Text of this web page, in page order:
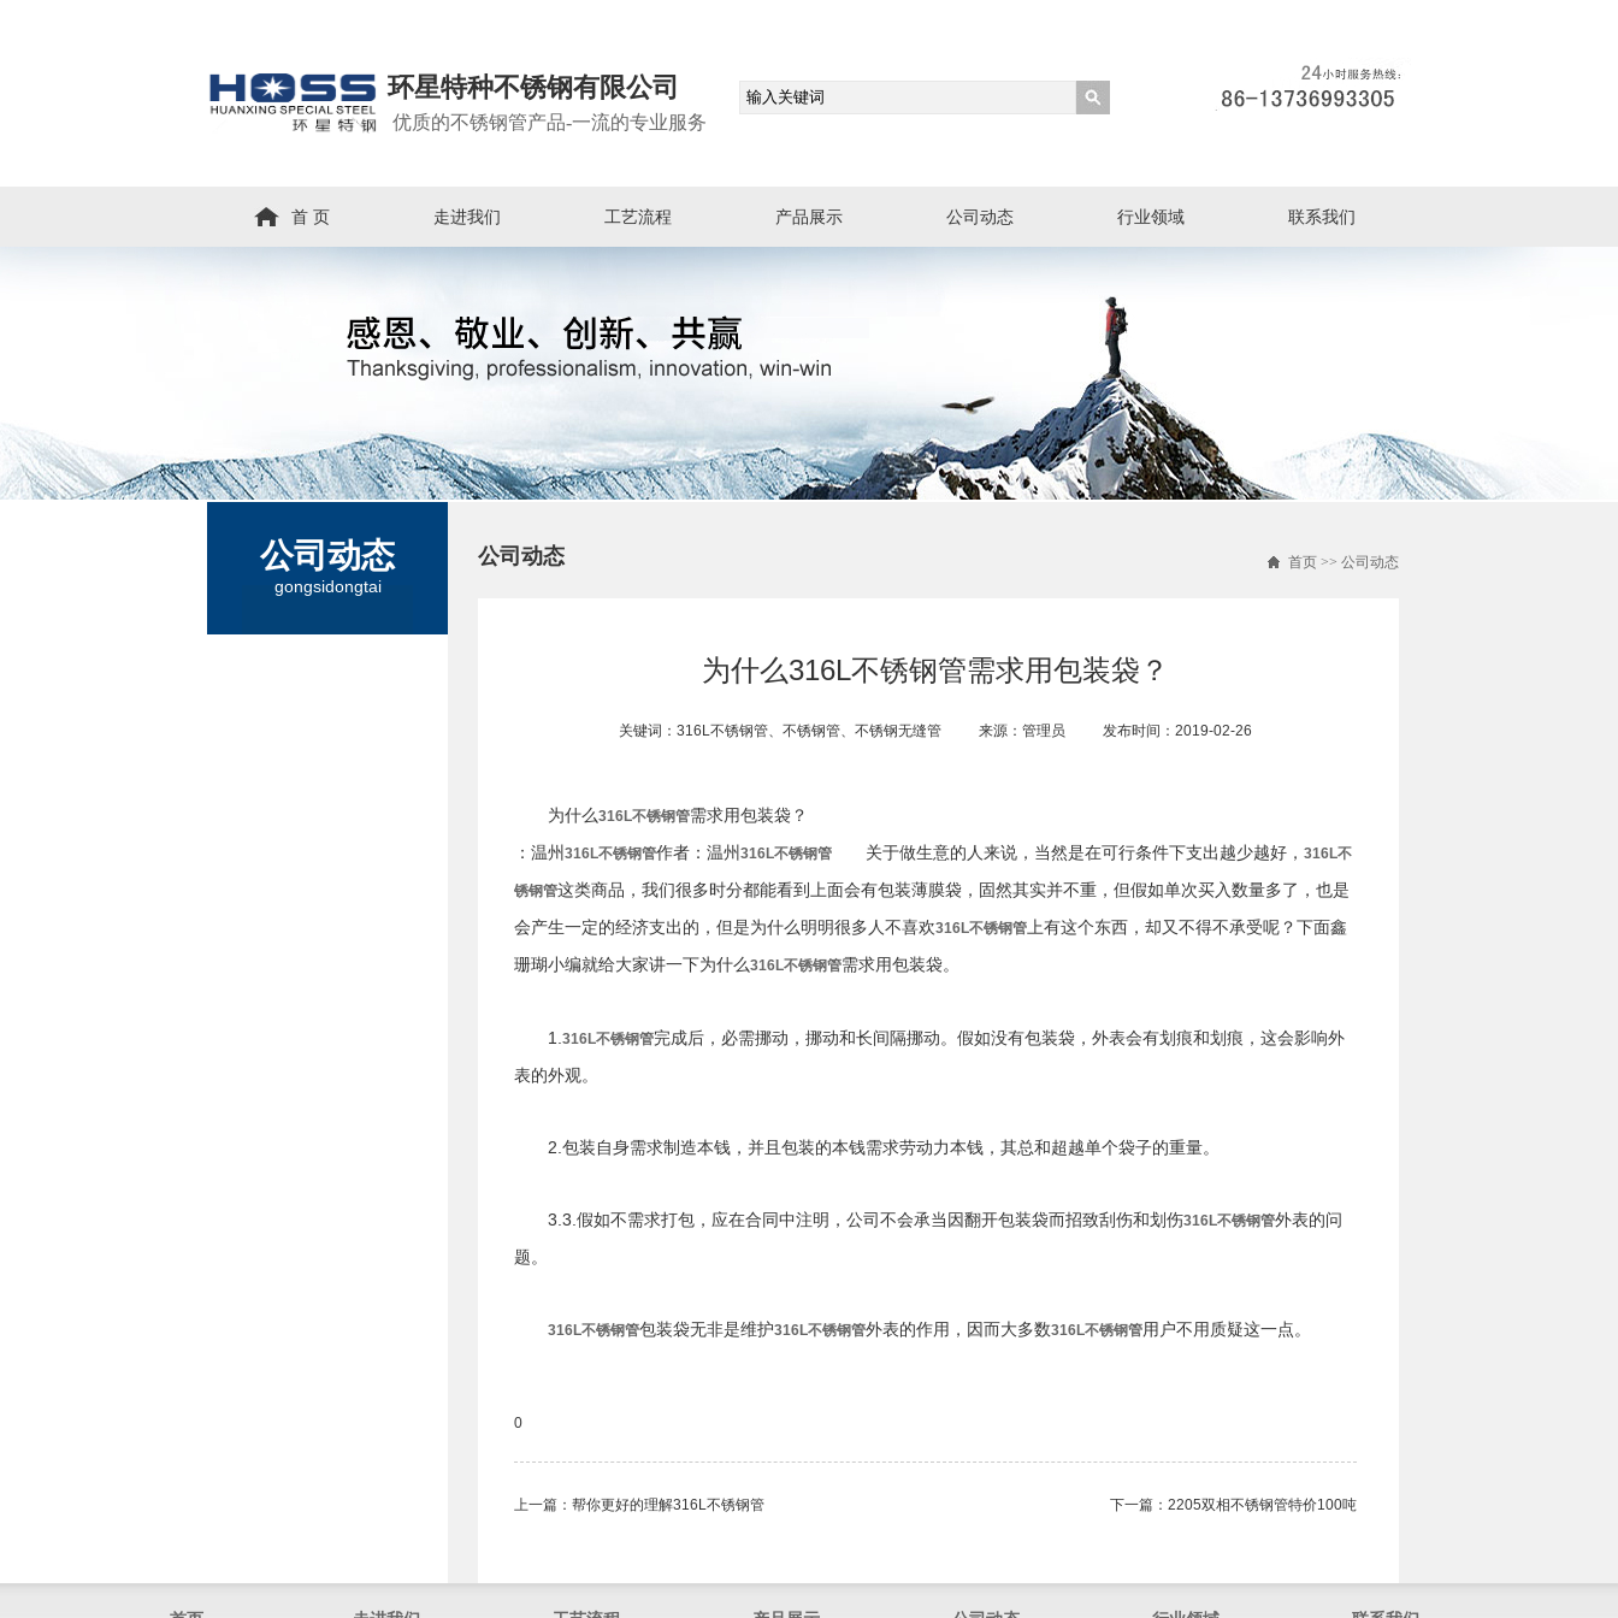
环星特种不锈钢有限公司
优质的不锈钢管产品-一流的专业服务
首 页 走进我们 工艺流程 产品展示 公司动态 行业领域 联系我们
公司动态
gongsidongtai
公司动态 首页 >> 公司动态
为什么316L不锈钢管需求用包装袋？
关键词：316L不锈钢管、不锈钢管、不锈钢无缝管 来源：管理员 发布时间：2019-02-26
为什么316L不锈钢管需求用包装袋？
：温州 316L不锈钢管作者：温州 316L不锈钢管 关于做生意的人来说，当然是在可行条件下支出越少越好， 316L不
锈钢管这类商品，我们很多时分都能看到上面会有包装薄膜袋，固然其实并不重，但假如单次买入数量多了，也是
会产生一定的经济支出的，但是为什么明明很多人不喜欢316L不锈钢管 上有这个东西，却又不得不承受呢？下面鑫
珊瑚小编就给大家讲一下为什么316L不锈钢管需求用包装袋。
1. 316L不锈钢管完成后，必需挪动，挪动和长间隔挪动。假如没有包装袋，外表会有划痕和划痕，这会影响外
表的外观。
2.包装自身需求制造本钱，并且包装的本钱需求劳动力本钱，其总和超越单个袋子的重量。
3.3.假如不需求打包，应在合同中注明，公司不会承当因翻开包装袋而招致刮伤和划伤316L不锈钢管外表的问
题。
316L不锈钢管包装袋无非是维护316L不锈钢管外表的作用，因而大多数316L不锈钢管用户不用质疑这一点。
0
上一篇： 帮你更好的理解316L不锈钢管 下一篇： 2205双相不锈钢管​特价100吨